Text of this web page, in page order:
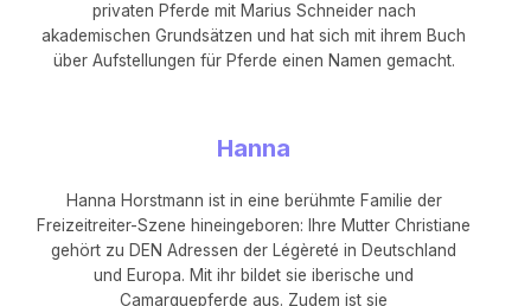
privaten Pferde mit Marius Schneider nach
akademischen Grundsätzen und hat sich mit ihrem Buch
über Aufstellungen für Pferde einen Namen gemacht.
Hanna
Hanna Horstmann ist in eine berühmte Familie der
Freizeitreiter-Szene hineingeboren: Ihre Mutter Christiane
gehört zu DEN Adressen der Légèreté in Deutschland
und Europa. Mit ihr bildet sie iberische und
Camarguepferde aus. Zudem ist sie